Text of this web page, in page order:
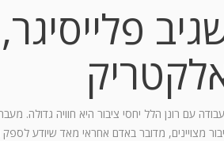
עם רונן הלל יחסי ציבור היא חוויה גדולה.
מצויינים, מדובר באדם אחראי מאד שיודע לספק